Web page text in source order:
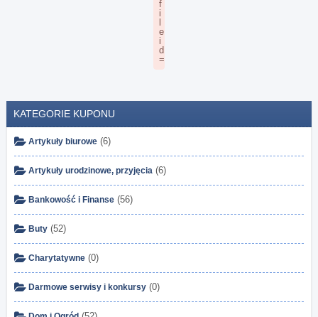
KATEGORIE KUPONU
Artykuły biurowe (6)
Artykuły urodzinowe, przyjęcia (6)
Bankowość i Finanse (56)
Buty (52)
Charytatywne (0)
Darmowe serwisy i konkursy (0)